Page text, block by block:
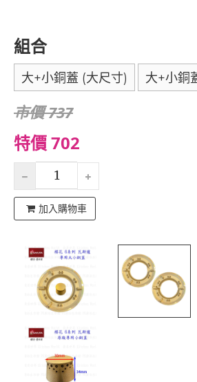
組合
大+小銅蓋 (大尺寸) 大+小銅
市價 737
特價 702
加入購物車